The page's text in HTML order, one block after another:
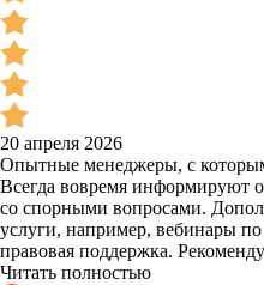
20 апреля 2026
Опытные менеджеры, с
Всегда вовремя информируют
со спорными вопросами.
услуги, например, вебинары
правовая поддержка.
Читать полностью